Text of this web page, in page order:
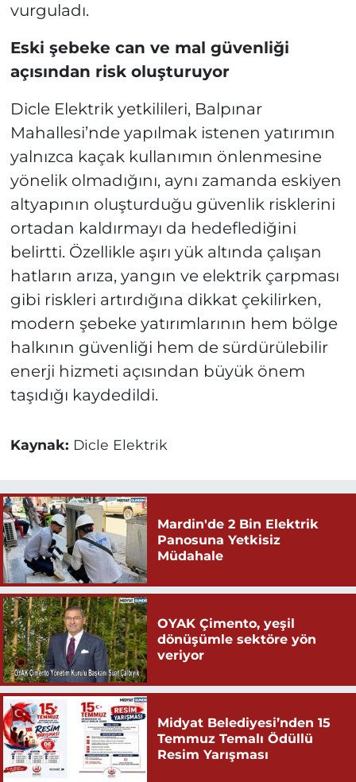
vurguladı.
Eski şebeke can ve mal güvenliği
açısından risk oluşturuyor
Dicle Elektrik yetkilileri, Balpınar
Mahallesi’nde yapılmak istenen yatırımın
yalnızca kaçak kullanımın önlenmesine
yönelik olmadığını, aynı zamanda eskiyen
altyapının oluşturduğu güvenlik risklerini
ortadan kaldırmayı da hedeflediğini
belirtti. Özellikle aşırı yük altında çalışan
hatların arıza, yangın ve elektrik çarpması
gibi riskleri artırdığına dikkat çekilirken,
modern şebeke yatırımlarının hem bölge
halkının güvenliği hem de sürdürülebilir
enerji hizmeti açısından büyük önem
taşıdığı kaydedildi.
Kaynak: Dicle Elektrik
Mardin'de 2 Bin Elektrik
Panosuna Yetkisiz
Müdahale
OYAK Çimento, yeşil
dönüşümle sektöre yön
veriyor
Midyat Belediyesi’nden 15
Temmuz Temalı Ödüllü
Resim Yarışması